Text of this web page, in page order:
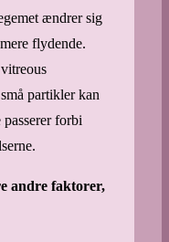
ændrer sig
flydende.
partikler kan
forbi
andre faktorer,